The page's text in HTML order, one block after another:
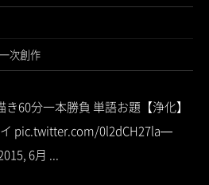
一次創作
60分一本勝負 単語お題【浄化】
pic.twitter.com/0l2dCH27la—
6月 ...